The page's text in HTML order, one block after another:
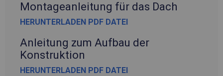
Montageanleitung für das Dach
HERUNTERLADEN PDF DATEI
Anleitung zum Aufbau der
Konstruktion
HERUNTERLADEN PDF DATEI